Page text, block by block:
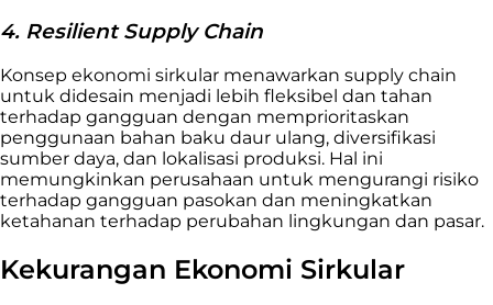
4. Resilient Supply Chain
Konsep ekonomi sirkular menawarkan supply chain
untuk didesain menjadi lebih fleksibel dan tahan
terhadap gangguan dengan memprioritaskan
penggunaan bahan baku daur ulang, diversifikasi
sumber daya, dan lokalisasi produksi. Hal ini
memungkinkan perusahaan untuk mengurangi risiko
terhadap gangguan pasokan dan meningkatkan
ketahanan terhadap perubahan lingkungan dan pasar.
Kekurangan Ekonomi Sirkular